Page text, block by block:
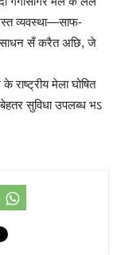
व्यवस्था—साफ-
सँ करैत अछि, जे
मेला घोषित
सुविधा उपलब्ध भऽ